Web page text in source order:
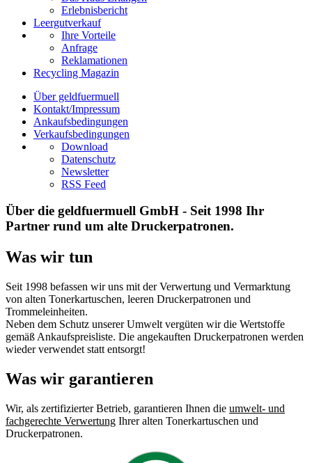
Erlebnisbericht
Leergutverkauf
Ihre Vorteile
Anfrage
Reklamationen
Recycling Magazin
Über geldfuermuell
Kontakt/Impressum
Ankaufsbedingungen
Verkaufsbedingungen
Download
Datenschutz
Newsletter
RSS Feed
Über die geldfuermuell GmbH - Seit 1998 Ihr
Partner rund um alte Druckerpatronen.
Was wir tun
Seit 1998 befassen wir uns mit der Verwertung und Vermarktung
von alten Tonerkartuschen, leeren Druckerpatronen und
Trommeleinheiten.
Neben dem Schutz unserer Umwelt vergüten wir die Wertstoffe
gemäß Ankaufspreisliste. Die angekauften Druckerpatronen werden
wieder verwendet statt entsorgt!
Was wir garantieren
Wir, als zertifizierter Betrieb, garantieren Ihnen die umwelt- und
fachgerechte Verwertung Ihrer alten Tonerkartuschen und
Druckerpatronen.